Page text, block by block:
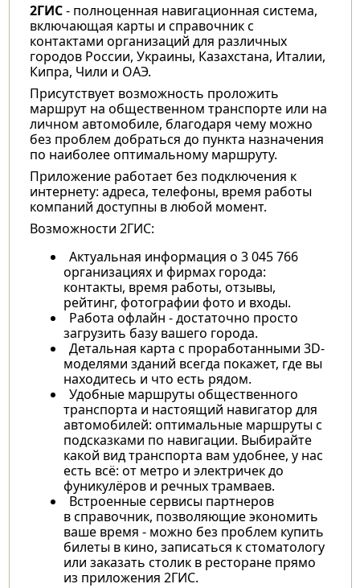
2ГИС- полноценная навигационная система,
включающая карты и справочник с
контактами организаций для различных
городов России, Украины, Казахстана, Италии,
Кипра, Чили и ОАЭ.
Присутствует возможность проложить
маршрут на общественном транспорте или на
личном автомобиле, благодаря чему можно
без проблем добраться до пункта назначения
по наиболее оптимальному маршруту.
Приложение работает без подключения к
интернету: адреса, телефоны, время работы
компаний доступны в любой момент.
Возможности 2ГИС:
Актуальная информация о 3 045 766
организациях и фирмах города:
контакты, время работы, отзывы,
рейтинг, фотографии фото и входы.
Работа офлайн - достаточно просто
загрузить базу вашего города.
Детальная карта с проработанными 3D-
моделями зданий всегда покажет, где вы
находитесь и что есть рядом.
Удобные маршруты общественного
транспорта и настоящий навигатор для
автомобилей: оптимальные маршруты с
подсказками по навигации. Выбирайте
какой вид транспорта вам удобнее, у нас
есть всё: от метро и электричек до
фуникулёров и речных трамваев.
Встроенные сервисы партнеров
в справочник, позволяющие экономить
ваше время - можно без проблем купить
билеты в кино, записаться к стоматологу
или заказать столик в ресторане прямо
из приложения 2ГИС.